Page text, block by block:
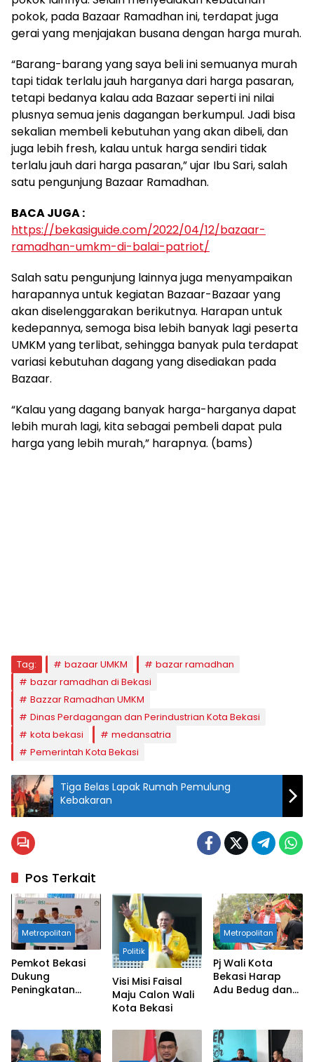
pokok, pada Bazaar Ramadhan ini, terdapat juga
gerai yang menjajakan busana dengan harga murah.
“Barang-barang yang saya beli ini semuanya murah
tapi tidak terlalu jauh harganya dari harga pasaran,
tetapi bedanya kalau ada Bazaar seperti ini nilai
plusnya semua jenis dagangan berkumpul. Jadi bisa
sekalian membeli kebutuhan yang akan dibeli, dan
juga lebih fresh, kalau untuk harga sendiri tidak
terlalu jauh dari harga pasaran,” ujar Ibu Sari, salah
satu pengunjung Bazaar Ramadhan.
BACA JUGA :
https://bekasiguide.com/2022/04/12/bazaar-
ramadhan-umkm-di-balai-patriot/
Salah satu pengunjung lainnya juga menyampaikan
harapannya untuk kegiatan Bazaar-Bazaar yang
akan diselenggarakan berikutnya. Harapan untuk
kedepannya, semoga bisa lebih banyak lagi peserta
UMKM yang terlibat, sehingga banyak pula terdapat
variasi kebutuhan dagang yang disediakan pada
Bazaar.
“Kalau yang dagang banyak harga-harganya dapat
lebih murah lagi, kita sebagai pembeli dapat pula
harga yang lebih murah,” harapnya. (bams)
Tag: bazaar UMKM
bazar ramadhan
bazar ramadhan di Bekasi
Bazzar Ramadhan UMKM
Dinas Perdagangan dan Perindustrian Kota Bekasi
kota bekasi
medansatria
Pemerintah Kota Bekasi
Tiga Belas Lapak Rumah Pemulung
Kebakaran
Pos Terkait
Metropolitan
Pemkot Bekasi
Dukung
Peningkatan
Syariah
Indonesia
Politik
Visi Misi Faisal
Maju Calon Wali
Kota Bekasi
Metropolitan
Pj Wali Kota
Bekasi Harap
Adu Bedug dan